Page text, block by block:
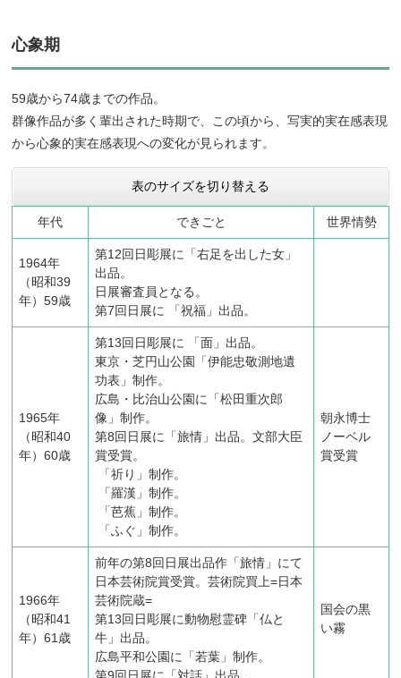
心象期
59歳から74歳までの作品。
群像作品が多く輩出された時期で、この頃から、写実的実在感表現
から心象的実在感表現への変化が見られます。
表のサイズを切り替える
年代 できごと 世界情勢
1964年
（昭和39
年）59歳
第12回日彫展に「右足を出した女」
出品。
日展審査員となる。
第7回日展に 「祝福」出品。
1965年
（昭和40
年）60歳
第13回日彫展に 「面」出品。
東京・芝円山公園「伊能忠敬測地遺
功表」制作。
広島・比治山公園に「松田重次郎
像」制作。
第8回日展に「旅情」出品。文部大臣
賞受賞。
「祈り」制作。
「羅漢」制作。
「芭蕉」制作。
「ふぐ」制作。
朝永博士
ノーベル
賞受賞
1966年
（昭和41
年）61歳
前年の第8回日展出品作「旅情」にて
日本芸術院賞受賞。芸術院買上=日本
芸術院蔵=
第13回日彫展に動物慰霊碑「仏と
牛」出品。
広島平和公園に「若葉」制作。
国会の黒
い霧